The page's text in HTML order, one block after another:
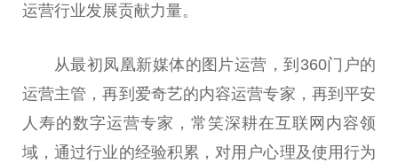
运营行业发展贡献力量。
从最初凤凰新媒体的图片运营，到360门户的
运营主管，再到爱奇艺的内容运营专家，再到 平安
人寿的数字运营专家，常笑深耕在互联网内容领
域，通过行业的经验积累，对用户心理及使用行为